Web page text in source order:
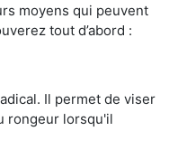
moyens qui peuvent
tout d’abord :
Il permet de viser
rongeur lorsqu'il